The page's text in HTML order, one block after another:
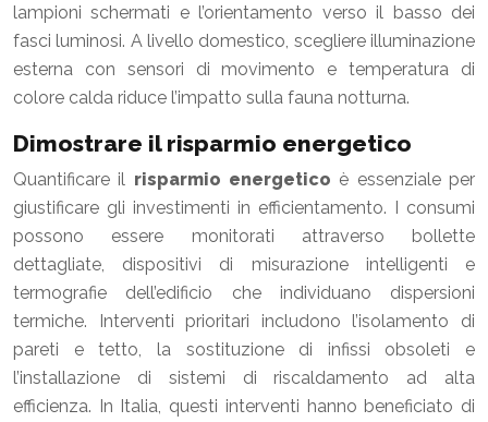
lampioni schermati e l’orientamento verso il basso dei
fasci luminosi. A livello domestico, scegliere illuminazione
esterna con sensori di movimento e temperatura di
colore calda riduce l’impatto sulla fauna notturna.
Dimostrare il risparmio energetico
Quantificare il risparmio energetico è essenziale per
giustificare gli investimenti in efficientamento. I consumi
possono essere monitorati attraverso bollette
dettagliate, dispositivi di misurazione intelligenti e
termografie dell’edificio che individuano dispersioni
termiche. Interventi prioritari includono l’isolamento di
pareti e tetto, la sostituzione di infissi obsoleti e
l’installazione di sistemi di riscaldamento ad alta
efficienza. In Italia, questi interventi hanno beneficiato di